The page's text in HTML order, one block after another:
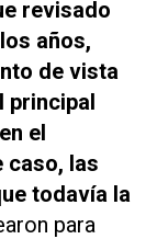
revisado
años,
de vista
principal
el
caso, las
todavía la
para